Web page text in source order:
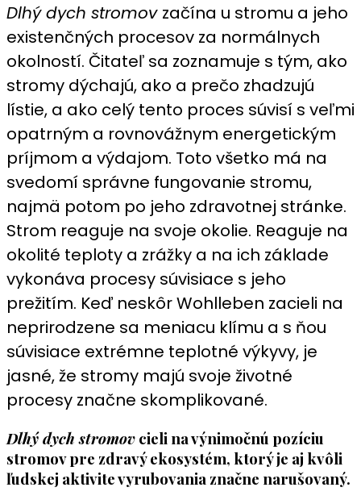
Dlhý dych stromov začína u stromu a jeho
existenčných procesov za normálnych
okolností. Čitateľ sa zoznamuje s tým, ako
stromy dýchajú, ako a prečo zhadzujú
lístie, a ako celý tento proces súvisí s veľmi
opatrným a rovnovážnym energetickým
príjmom a výdajom. Toto všetko má na
svedomí správne fungovanie stromu,
najmä potom po jeho zdravotnej stránke.
Strom reaguje na svoje okolie. Reaguje na
okolité teploty a zrážky a na ich základe
vykonáva procesy súvisiace s jeho
prežitím. Keď neskôr Wohlleben zacieli na
neprirodzene sa meniacu klímu a s ňou
súvisiace extrémne teplotné výkyvy, je
jasné, že stromy majú svoje životné
procesy značne skomplikované.
Dlhý dych stromov cieli na výnimočnú pozíciu
stromov pre zdravý ekosystém, ktorý je aj kvôli
ľudskej aktivite vyrubovania značne narušovaný.